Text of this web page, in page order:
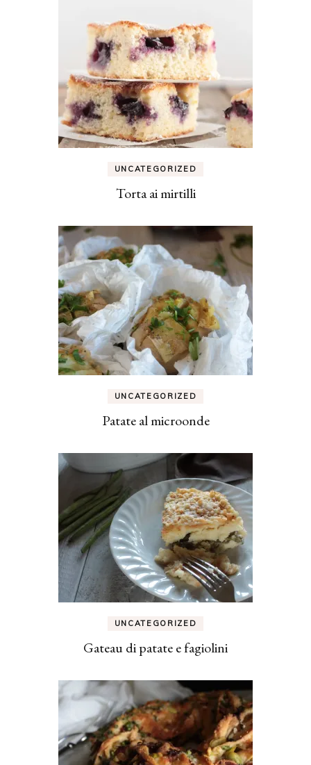
UNCATEGORIZED
Torta ai mirtilli
UNCATEGORIZED
Patate al microonde
UNCATEGORIZED
Gateau di patate e fagiolini